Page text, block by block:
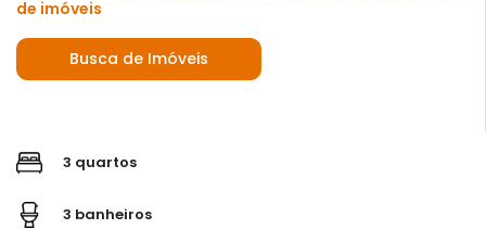
de imóveis
Busca de Imóveis
3 quartos
3 banheiros